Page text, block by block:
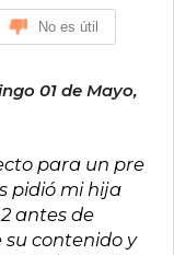
No es útil
01 de Mayo,
para un pre
pidió mi hija
antes de
contenido y